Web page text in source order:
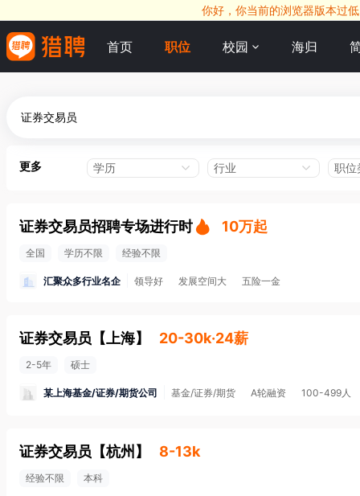
你好，你当前的浏览器版本过
首页 职位 校园 海归
更多 学历 行业 职位
证券交易员招聘专场进行时 10万起
全国 学历不限 经验不限
汇聚众多行业名企 领导好 发展空间大 五险一金
证券交易员 【 上海】 20-30k·24薪
2-5年 硕士
某上海基金/证券/期货公司 基金/证券/期货 A轮融资 100-499人
证券交易员 【杭州 】 8-13k
经验不限 本科